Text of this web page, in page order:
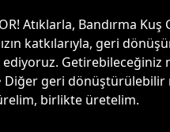
Atıklarla, Bandırma
katkılarıyla, geri
Getirebileceğiniz
Diğer geri
birlikte üretelim.